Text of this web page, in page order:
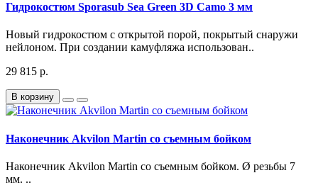
Гидрокостюм Sporasub Sea Green 3D Camo 3 мм
Новый гидрокостюм с открытой порой, покрытый снаружи
нейлоном. При создании камуфляжа использован..
29 815 р.
В корзину
Наконечник Akvilon Martin со съемным бойком
Наконечник Akvilon Martin со съемным бойком. Ø резьбы 7
мм. ..